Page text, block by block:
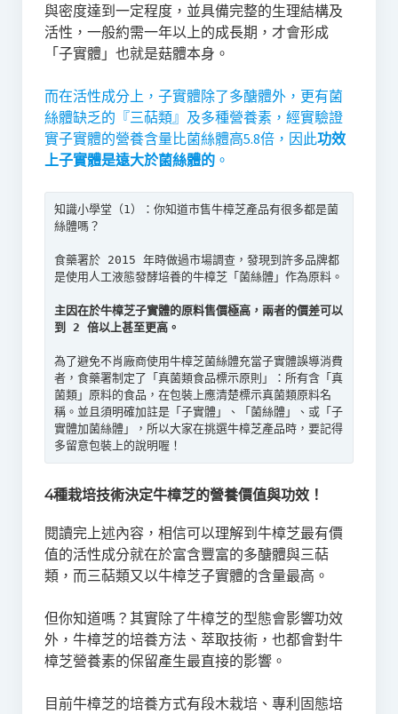
與密度達到一定程度，並具備完整的生理結構及
活性，一般約需一年以上的成長期，才會形成
「子實體」也就是菇體本身。
而在活性成分上，子實體除了多醣體外，更有菌
絲體缺乏的『三萜類』及多種營養素，經實驗證
實子實體的營養含量比菌絲體高5.8倍，因此功效
上子實體是遠大於菌絲體的。
知識小學堂（1）：你知道市售牛樟芝產品有很多都是菌
絲體嗎？
食藥署於 2015 年時做過市場調查，發現到許多品牌都
是使用人工液態發酵培養的牛樟芝「菌絲體」作為原料。
主因在於牛樟芝子實體的原料售價極高，兩者的價差可以
到 2 倍以上甚至更高。
為了避免不肖廠商使用牛樟芝菌絲體充當子實體誤導消費
者，食藥署制定了「真菌類食品標示原則」：所有含「真
菌類」原料的食品，在包裝上應清楚標示真菌類原料名
稱。並且須明確加註是「子實體」、「菌絲體」、或「子
實體加菌絲體」，所以大家在挑選牛樟芝產品時，要記得
多留意包裝上的說明喔！
4種栽培技術決定牛樟芝的營養價值與功效！
閱讀完上述內容，相信可以理解到牛樟芝最有價
值的活性成分就在於富含豐富的多醣體與三萜
類，而三萜類又以牛樟芝子實體的含量最高。
但你知道嗎？其實除了牛樟芝的型態會影響功效
外，牛樟芝的培養方法、萃取技術，也都會對牛
樟芝營養素的保留產生最直接的影響。
目前牛樟芝的培養方式有段木栽培、專利固態培